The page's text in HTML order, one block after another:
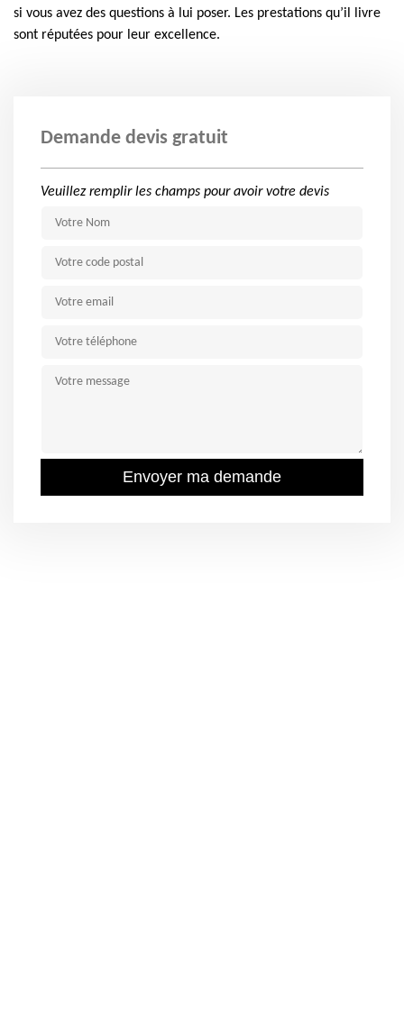
si vous avez des questions à lui poser. Les prestations qu’il livre
sont réputées pour leur excellence.
Demande devis gratuit
Veuillez remplir les champs pour avoir votre devis